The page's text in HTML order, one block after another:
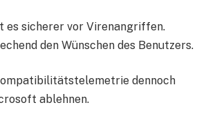
es sicherer vor Virenangriffen.
den Wünschen des Benutzers.
dennoch
ablehnen.